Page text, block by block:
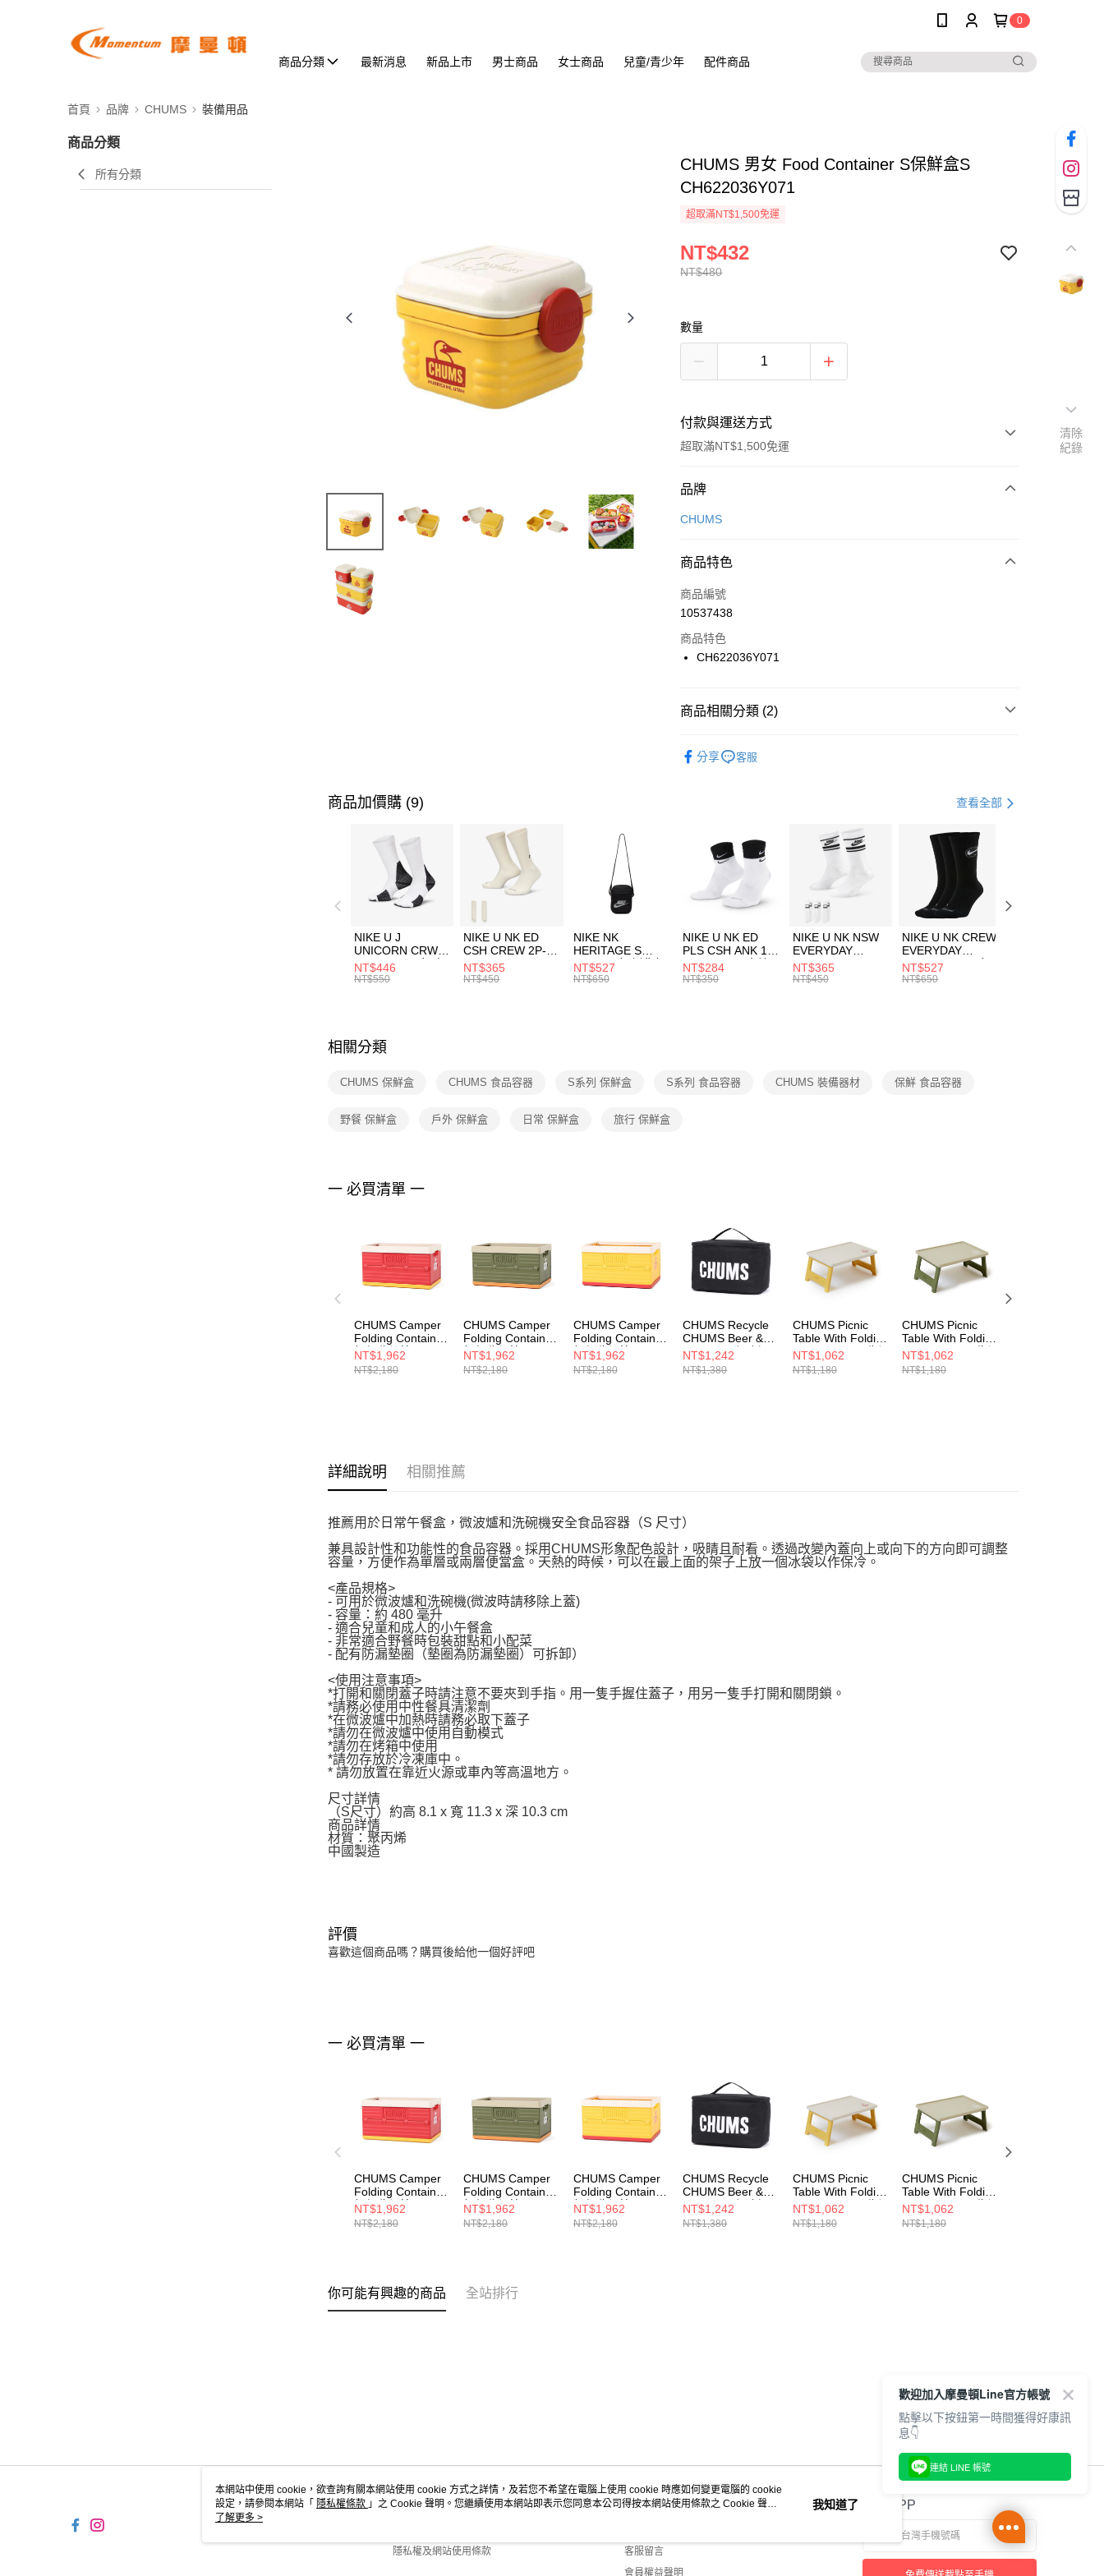
0
商品分類 最新消息 新品上市 男士商品 女士商品 兒童/青少年 配件商品
首頁 品牌 CHUMS 裝備用品
商品分類
所有分類
CHUMS 男女 Food Container S保鮮盒S
CH622036Y071
超取滿NT$1,500免運
NT$480
NT$432
數量
付款與運送方式
超取滿NT$1,500免運
付款方式
信用卡一次付款
合作金庫商業銀行
華南商業銀行
上海商業儲蓄銀行
國泰世華商業銀行
聯邦商業銀行
台新國際商業銀行
LINE Pay
Apple Pay
【關於「AFTEE先享後付」】
３．安心：先確認商品／服務後，再付款。
【「AFTEE先享後付」結帳流程】
１．於結帳方式選擇「AFTEE先享後付」後，將跳轉至「AFTEE先享後
付」結帳頁面，進行簡訊認證並確認金額後，即可完成結帳。
２．訂單成立數日內，您將收到繳費通知簡訊。
３．收到繳費通知簡訊後14天內，點擊此簡訊中的連結，可透過四大超商
／ATM／網路銀行／等多元方式進行付款，方視為交易完成。
※ 請注意：結帳手續完成當下不需立刻繳費，但若您需要取消訂單，請聯
絡購買商品的店家。未經商家同意取消之訂單仍視為有效，需透過AFTEE
先享後付繳納相關費用。
交易，需依本服務之必要範圍內提供個人資料，並將交易相關給付款項請
５．嚴禁一人註冊多個帳號或使用他人資訊註冊。若發現惡意使用之情
形，恩沛科技股份有限公司將有權停止該用戶之使用額度並採取法律行
動。
每筆NT$100，滿NT$1,500(含以上)免運費
每筆NT$100，滿NT$1,500(含以上)免運費
付款後門市自取
每筆NT$100，滿NT$1,500(含以上)免運費
品牌
CHUMS
商品特色
商品編號
10537438
商品特色
CH622036Y071
商品相關分類 (2)
分享 客服
商品加價購 (9) 查看全部
NIKE U J
UNICORN CRW
1PR -160 男女 中
統襪 FZ3393100
NT$446
NT$550
NIKE U NK ED
CSH CREW 2P-
144 EMBRDY 男
女 短統襪
NT$365
NT$450
NIKE NK
HERITAGE S
SMIT 男女 側背包
BA5871010
NT$527
NT$650
NIKE U NK ED
PLS CSH ANK 1P
144 DBL 男 中統
襪 DH4058104
NT$284
NT$350
NIKE U NK NSW
EVERYDAY
ESSENTIAL CR
男女 短統襪
NT$365
NT$450
NIKE U NK CREW
EVERYDAY
BBALL 3PR 男女
長統襪
NT$527
NT$650
相關分類
CHUMS 保鮮盒 CHUMS 食品容器 S系列 保鮮盒 S系列 食品容器 CHUMS 裝備器材 保鮮 食品容器
野餐 保鮮盒 戶外 保鮮盒 日常 保鮮盒 旅行 保鮮盒
一 必買清單 一
CHUMS Camper
Folding Container
輕便收納箱
CH621903R001
NT$1,962
NT$2,180
CHUMS Camper
Folding Container
輕便收納箱
CH621903M032
NT$1,962
NT$2,180
CHUMS Camper
Folding Container
輕便收納箱
CH621903Y001
NT$1,962
NT$2,180
CHUMS Recycle
CHUMS Beer &
Spice Box保冷提
袋
CH603827K001
NT$1,242
NT$1,380
CHUMS Picnic
Table With Folding
Container Top收納
桌
CH621983Y001
NT$1,062
NT$1,180
CHUMS Picnic
Table With Folding
Container Top收納
桌
CH621983M032
NT$1,062
NT$1,180
詳細說明 相關推薦
推薦用於日常午餐盒，微波爐和洗碗機安全食品容器（S 尺寸）
兼具設計性和功能性的食品容器。採用CHUMS形象配色設計，吸睛且耐看。透過改變內蓋向上或向下的方向即可調整
容量，方便作為單層或兩層便當盒。天熱的時候，可以在最上面的架子上放一個冰袋以作保冷。
<產品規格>
- 可用於微波爐和洗碗機(微波時請移除上蓋)
- 容量：約 480 毫升
- 適合兒童和成人的小午餐盒
- 非常適合野餐時包裝甜點和小配菜
- 配有防漏墊圈（墊圈為防漏墊圈）可拆卸）
<使用注意事項>
*打開和關閉蓋子時請注意不要夾到手指。用一隻手握住蓋子，用另一隻手打開和關閉鎖。
*請務必使用中性餐具清潔劑
*在微波爐中加熱時請務必取下蓋子
*請勿在微波爐中使用自動模式
*請勿在烤箱中使用
*請勿存放於冷凍庫中。
* 請勿放置在靠近火源或車內等高溫地方。
尺寸詳情
（S尺寸）約高 8.1 x 寬 11.3 x 深 10.3 cm
商品詳情
材質：聚丙烯
中國製造
評價
喜歡這個商品嗎？購買後給他一個好評吧
一 必買清單 一
CHUMS Camper
Folding Container
輕便收納箱
CH621903R001
NT$1,962
NT$2,180
CHUMS Camper
Folding Container
輕便收納箱
CH621903M032
NT$1,962
NT$2,180
CHUMS Camper
Folding Container
輕便收納箱
CH621903Y001
NT$1,962
NT$2,180
CHUMS Recycle
CHUMS Beer &
Spice Box保冷提
袋
CH603827K001
NT$1,242
NT$1,380
CHUMS Picnic
Table With Folding
Container Top收納
桌
CH621983Y001
NT$1,062
NT$1,180
CHUMS Picnic
Table With Folding
Container Top收納
桌
CH621983M032
NT$1,062
NT$1,180
你可能有興趣的商品 全站排行
關於我們
隱私權及網站使用條款
客服資訊
客服留言
會員權益聲明
官方APP
清除
紀錄
本網站中使用 cookie，欲查詢有關本網站使用 cookie 方式之詳情，及若您不希望在電腦上使用 cookie 時應如何變更電腦的 cookie
設定，請參閱本網站「 隱私權條款 」之 Cookie 聲明。您繼續使用本網站即表示您同意本公司得按本網站使用條款之 Cookie 聲明
使用 cookie。
了解更多 >
我知道了
歡迎加入摩曼頓Line官方帳號
點擊以下按鈕第一時間獲得好康訊
息👇
連結 LINE 帳號